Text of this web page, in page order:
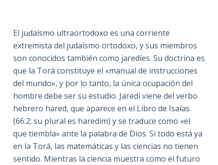
El judaísmo ultraortodoxo es una corriente
extremista del judaísmo ortodoxo, y sus miembros
son conocidos también como jaredíes. Su doctrina es
que la Torá constituye el «manual de instrucciones
del mundo», y por lo tanto, la única ocupación del
hombre debe ser su estudio. Jaredí viene del verbo
hebrero hared, que aparece en el Libro de Isaías
(66:2; su plural es haredim) y se traduce como «el
que tiembla» ante la palabra de Dios. Si todo está ya
en la Torá, las matemáticas y las ciencias no tienen
sentido. Mientras la ciencia muestra como el futuro